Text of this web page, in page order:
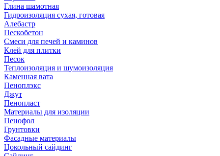
Глина шамотная
Гидроизоляция сухая, готовая
Алебастр
Пескобетон
Смеси для печей и каминов
Клей для плитки
Песок
Теплоизоляция и шумоизоляция
Каменная вата
Пеноплэкс
Джут
Пенопласт
Материалы для изоляции
Пенофол
Грунтовки
Фасадные материалы
Цокольный сайдинг